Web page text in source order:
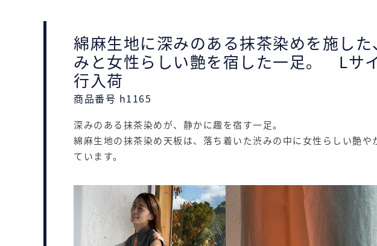
綿麻生地に深みのある抹茶染めを施し
みと女性らしい艶を宿した一足。 Lサ
行入荷
商品番号 h1165
深みのある抹茶染めが、静かに趣を宿す一足。
綿麻生地の抹茶染め天板は、落ち着いた渋みの中に女性らしい艶や
ています。